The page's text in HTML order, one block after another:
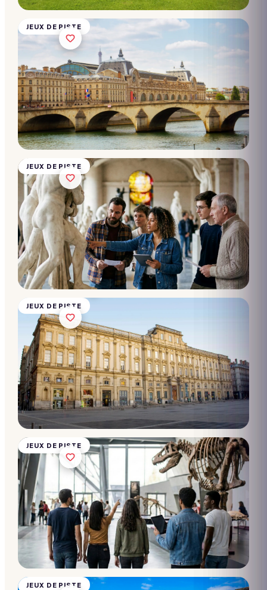
JEUX DE PISTE
Dès
JEUX DE PISTE
Chasse
au trésor
- Musée
des
beaux
arts de
Lille
10 → 2 000
participants
Dès
JEUX DE PISTE
Chasse
au trésor
- Musée
des
Beaux
arts de
Lyon
10 → 2 000
participants
Dès
JEUX DE PISTE
Chasse
au trésor
- Musée
des
Confluences
10 → 2 000
participants
Dès
JEUX DE PISTE
Chasse
au trésor
- Musée
du
Louvre
10 → 2 000
participants
Dès